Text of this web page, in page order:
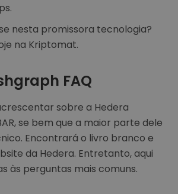
nesta promissora tecnologia?
na Kriptomat.
FAQ
sobre a Hedera
se bem que a maior parte dele
Encontrará o livro branco e
da Hedera. Entretanto, aqui
às perguntas mais comuns.